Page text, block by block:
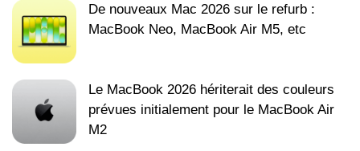
De nouveaux Mac 2026 sur le refurb :
MacBook Neo, MacBook Air M5, etc
Le MacBook 2026 hériterait des couleurs
prévues initialement pour le MacBook Air
M2